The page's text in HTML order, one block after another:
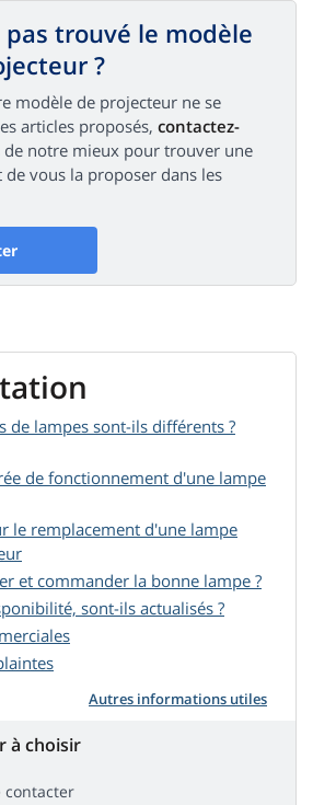
pas trouvé le modèle
?
modèle de projecteur ne se
articles proposés, contactez-
de notre mieux pour trouver une
de vous la proposer dans les
de lampes sont-ils différents ?
de fonctionnement d'une lampe
le remplacement d'une lampe
et commander la bonne lampe ?
sont-ils actualisés ?
Autres informations utiles
à choisir
contacter